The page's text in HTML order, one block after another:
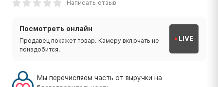
Написать отзыв
Посмотреть онлайн
Продавец покажет товар. Камеру включать не
понадобится.
LIVE
Мы перечисляем часть от выручки на